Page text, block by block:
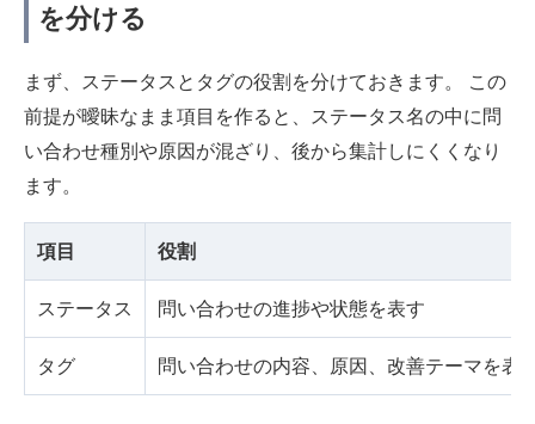
を分ける
まず、ステータスとタグの役割を分けておきます。 この
前提が曖昧なまま項目を作ると、ステータス名の中に問
い合わせ種別や原因が混ざり、後から集計しにくくなり
ます。
項目 役割
ステータス 問い合わせの進捗や状態を表す
タグ 問い合わせの内容、原因、改善テーマを表